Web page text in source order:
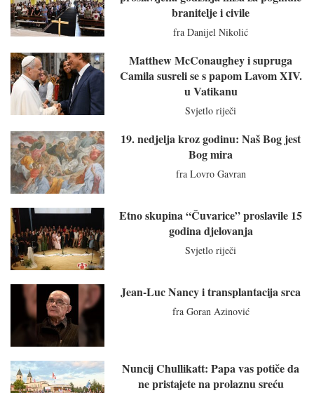
branitelje i civile
fra Danijel Nikolić
Matthew McConaughey i supruga
Camila susreli se s papom Lavom XIV.
u Vatikanu
Svjetlo riječi
19. nedjelja kroz godinu: Naš Bog jest
Bog mira
fra Lovro Gavran
Etno skupina “Čuvarice” proslavile 15
godina djelovanja
Svjetlo riječi
Jean-Luc Nancy i transplantacija srca
fra Goran Azinović
Nuncij Chullikatt: Papa vas potiče da
ne pristajete na prolaznu sreću